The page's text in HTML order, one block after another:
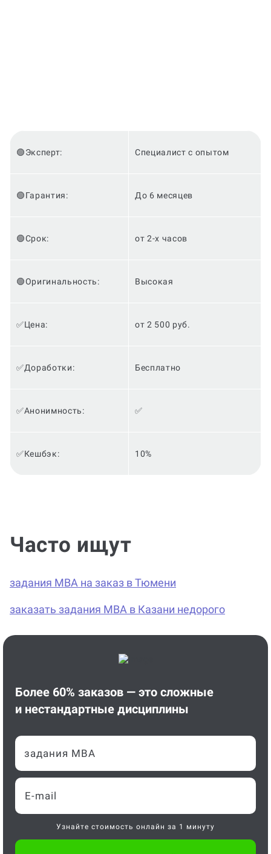
🟢Эксперт: Специалист с опытом
🟢Гарантия: До 6 месяцев
🟢Срок: от 2-х часов
🟢Оригинальность: Высокая
✅Цена: от 2 500 руб.
✅Доработки: Бесплатно
✅Анонимность: ✅
✅Кешбэк: 10%
Часто ищут
задания MBA на заказ в Тюмени
заказать задания MBA в Казани недорого
Более 60% заказов — это сложные
и нестандартные дисциплины
задания MBA
Узнайте стоимость онлайн за 1 минуту